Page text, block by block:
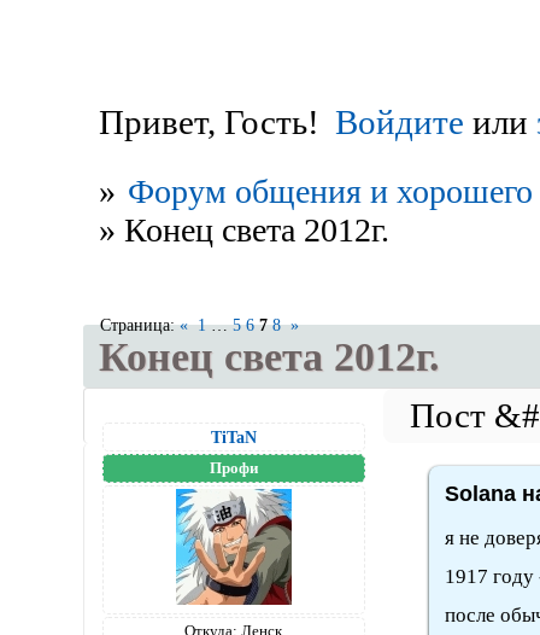
Привет, Гость! Войдите или
» Форум общения и хорошего
» Конец света 2012г.
Конец света 2012г.
Страница:« 1 … 5 6 7 8 »
TiTaN
Профи
Откуда: Ленск
Solana
я не
1917
после